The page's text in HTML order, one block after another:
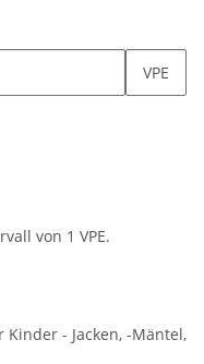
VPE
von 1 VPE.
- Jacken, -Mäntel,